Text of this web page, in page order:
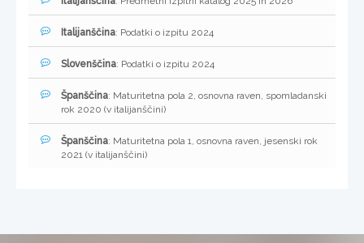
Italijanščina: Podatki o izpitu 2024
Slovenščina: Podatki o izpitu 2024
Španščina: Maturitetna pola 2, osnovna raven, spomladanski
rok 2020 (v italijanščini)
Španščina: Maturitetna pola 1, osnovna raven, jesenski rok
2021 (v italijanščini)